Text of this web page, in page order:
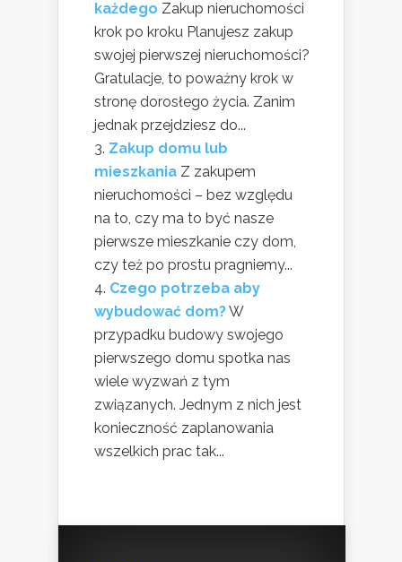
każdego Zakup nieruchomości
krok po kroku Planujesz zakup
swojej pierwszej nieruchomości?
Gratulacje, to poważny krok w
stronę dorosłego życia. Zanim
jednak przejdziesz do...
Zakup domu lub
mieszkania Z zakupem
nieruchomości – bez względu
na to, czy ma to być nasze
pierwsze mieszkanie czy dom,
czy też po prostu pragniemy...
Czego potrzeba aby
wybudować dom?W
przypadku budowy swojego
pierwszego domu spotka nas
wiele wyzwań z tym
związanych. Jednym z nich jest
konieczność zaplanowania
wszelkich prac tak...